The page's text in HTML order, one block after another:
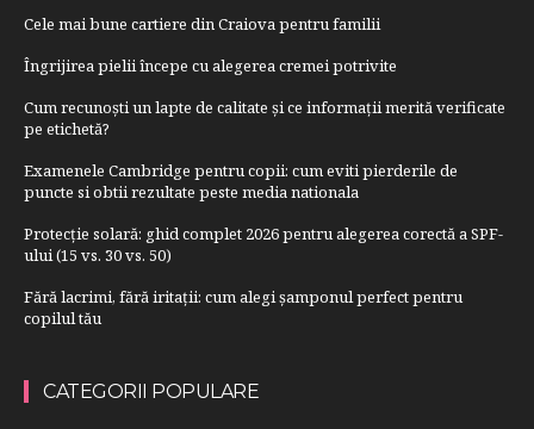
Cele mai bune cartiere din Craiova pentru familii
Îngrijirea pielii începe cu alegerea cremei potrivite
Cum recunoști un lapte de calitate și ce informații merită verificate
pe etichetă?
Examenele Cambridge pentru copii: cum eviti pierderile de
puncte si obtii rezultate peste media nationala
Protecție solară: ghid complet 2026 pentru alegerea corectă a SPF-
ului (15 vs. 30 vs. 50)
Fără lacrimi, fără iritații: cum alegi șamponul perfect pentru
copilul tău
CATEGORII POPULARE